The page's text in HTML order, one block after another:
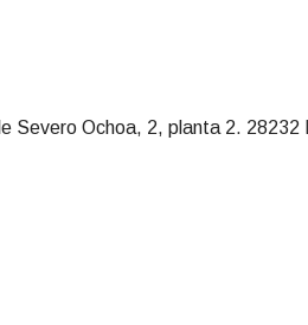
Severo Ochoa, 2, planta 2. 28232